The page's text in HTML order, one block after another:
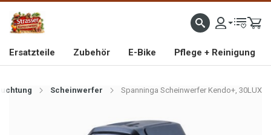
IMPORTEUR VON HOCHWERTIGEN FAHRRAD- UND MOFAERSATZTEILEN SEIT 1993
Ersatzteile Zubehör E-Bike Pflege + Reinigung
Scheinwerfer Spanninga Scheinwerfer Kendo+, 30LUX